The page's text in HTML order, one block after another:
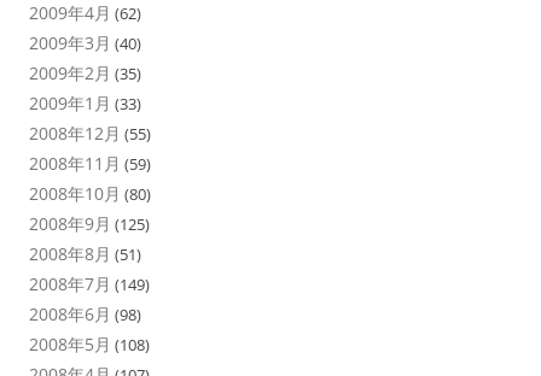
2009年4月 (62)
2009年3月 (40)
2009年2月 (35)
2009年1月 (33)
2008年12月 (55)
2008年11月 (59)
2008年10月 (80)
2008年9月 (125)
2008年8月 (51)
2008年7月 (149)
2008年6月 (98)
2008年5月 (108)